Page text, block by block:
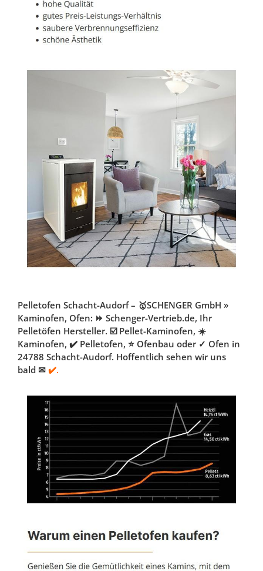
Pelletofen Schacht-Audorf – 🥇SCHENGER GmbH »
Kaminofen, Ofen: ⏩ Schenger-Vertrieb.de, Ihr
Pelletöfen Hersteller. ☑️ Pellet-Kaminofen, ☀️
Kaminofen, ✔️ Pelletofen, ⭐ Ofenbau oder ✓ Ofen in
24788 Schacht-Audorf. Hoffentlich sehen wir uns
bald ✉ ✔️.